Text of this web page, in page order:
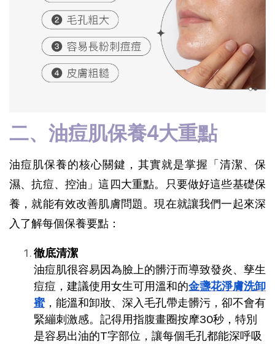
二、油痘肌保養4大重點
油痘肌保養的核心關鍵，其實就是掌握「清潔、保
濕、抗痘、控油」這四大重點。只要做好這些基礎保
養，就能有效改善肌膚問題。現在就讓我們一起來深
入了解每個保養要點：
徹底清潔
油痘肌很容易因為臉上的髒汙而導致發炎、孳生
痘痘，建議使用女生可用溫和的金盞花淨膚洗卸
蜜，能溫和卸妝、深入毛孔帶走髒污，卻不會有
緊繃刺激感。記得用指腹畫圈按摩30秒，特別
是容易出油的T字部位，讓每個毛孔都能深呼吸